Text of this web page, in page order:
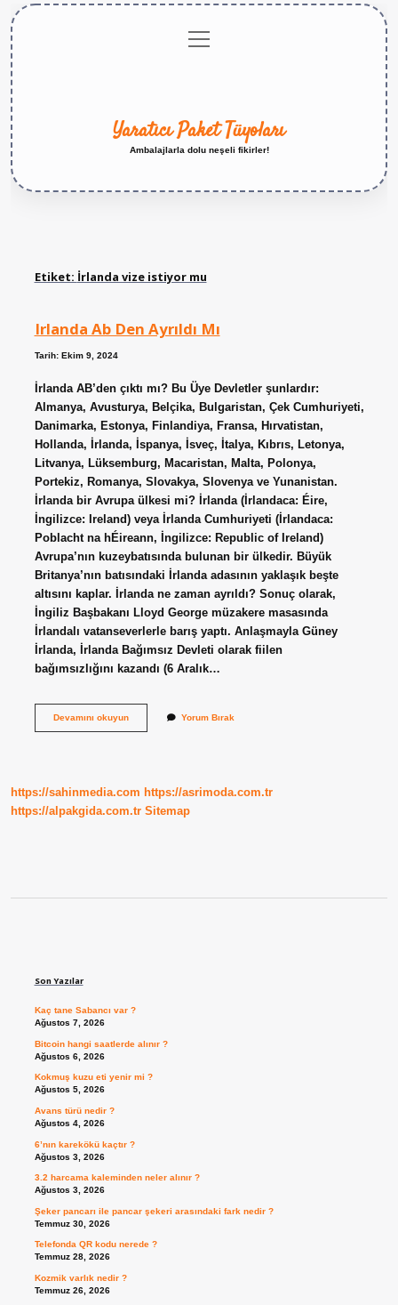
menüyü
aç
Yaratıcı Paket Tüyoları
Ambalajlarla dolu neşeli fikirler!
Etiket: İrlanda vize istiyor mu
Irlanda Ab Den Ayrıldı Mı
Tarih: Ekim 9, 2024
İrlanda AB’den çıktı mı? Bu Üye Devletler şunlardır:
Almanya, Avusturya, Belçika, Bulgaristan, Çek Cumhuriyeti,
Danimarka, Estonya, Finlandiya, Fransa, Hırvatistan,
Hollanda, İrlanda, İspanya, İsveç, İtalya, Kıbrıs, Letonya,
Litvanya, Lüksemburg, Macaristan, Malta, Polonya,
Portekiz, Romanya, Slovakya, Slovenya ve Yunanistan.
İrlanda bir Avrupa ülkesi mi? İrlanda (İrlandaca: Éire,
İngilizce: Ireland) veya İrlanda Cumhuriyeti (İrlandaca:
Poblacht na hÉireann, İngilizce: Republic of Ireland)
Avrupa’nın kuzeybatısında bulunan bir ülkedir. Büyük
Britanya’nın batısındaki İrlanda adasının yaklaşık beşte
altısını kaplar. İrlanda ne zaman ayrıldı? Sonuç olarak,
İngiliz Başbakanı Lloyd George müzakere masasında
İrlandalı vatanseverlerle barış yaptı. Anlaşmayla Güney
İrlanda, İrlanda Bağımsız Devleti olarak fiilen
bağımsızlığını kazandı (6 Aralık…
Devamını okuyunIrlanda
Yorum Bırak
https://sahinmedia.com https://asrimoda.com.tr
https://alpakgida.com.tr Sitemap
Son Yazılar
Kaç tane Sabancı var ?
Ağustos 7, 2026
Bitcoin hangi saatlerde alınır ?
Ağustos 6, 2026
Kokmuş kuzu eti yenir mi ?
Ağustos 5, 2026
Avans türü nedir ?
Ağustos 4, 2026
6’nın karekökü kaçtır ?
Ağustos 3, 2026
3.2 harcama kaleminden neler alınır ?
Ağustos 3, 2026
Şeker pancarı ile pancar şekeri arasındaki fark nedir ?
Temmuz 30, 2026
Telefonda QR kodu nerede ?
Temmuz 28, 2026
Kozmik varlık nedir ?
Temmuz 26, 2026